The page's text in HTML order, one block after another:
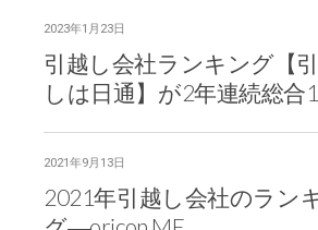
2023年1月23日
引越し会社ランキング【
しは日通】が2年連続総合
2021年9月13日
2021年引越し会社のラン